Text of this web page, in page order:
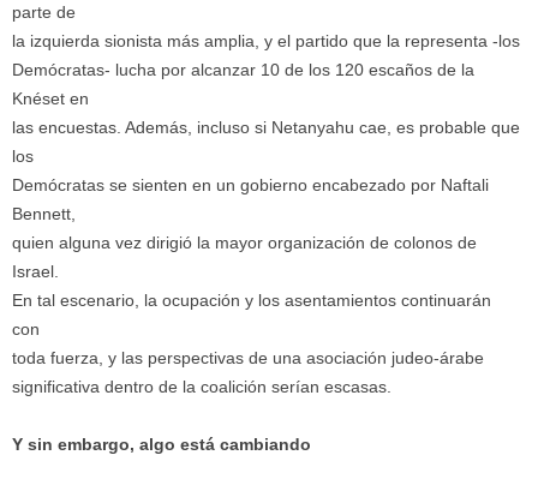
parte de
la izquierda sionista más amplia, y el partido que la representa -los
Demócratas- lucha por alcanzar 10 de los 120 escaños de la
Knéset en
las encuestas. Además, incluso si Netanyahu cae, es probable que
los
Demócratas se sienten en un gobierno encabezado por Naftali
Bennett,
quien alguna vez dirigió la mayor organización de colonos de
Israel.
En tal escenario, la ocupación y los asentamientos continuarán
con
toda fuerza, y las perspectivas de una asociación judeo-árabe
significativa dentro de la coalición serían escasas.
Y sin embargo, algo está cambiando